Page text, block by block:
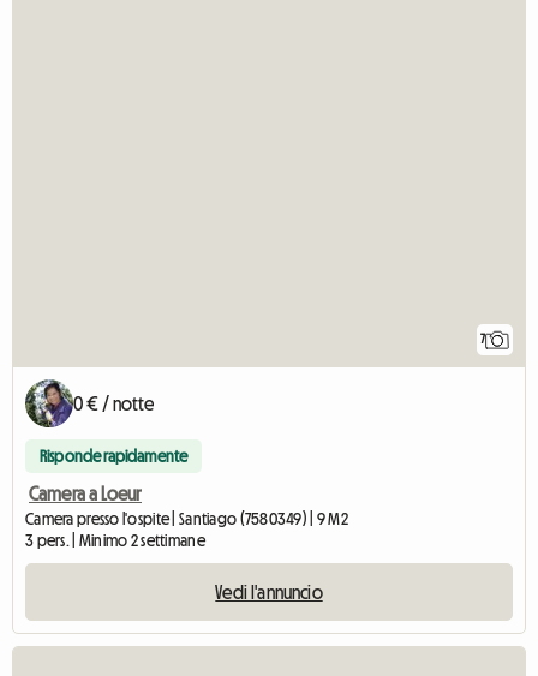
7
0 € / notte
Risponde rapidamente
Camera a Loeur
Camera presso l'ospite | Santiago (7580349) | 9 M2
3 pers. | Minimo 2 settimane
Vedi l'annuncio